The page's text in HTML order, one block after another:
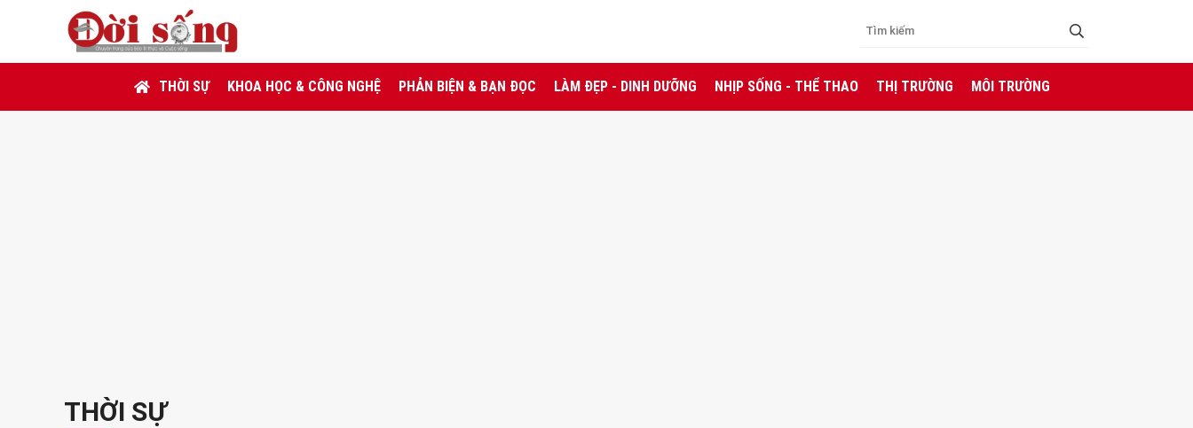
THỜI SỰ KHOA HỌC & CÔNG NGHỆ PHẢN BIỆN & BẠN ĐỌC LÀM ĐẸP - DINH DƯỠNG NHỊP SỐNG - THỂ THAO THỊ TRƯỜNG MÔI TRƯỜNG
THỜI SỰ